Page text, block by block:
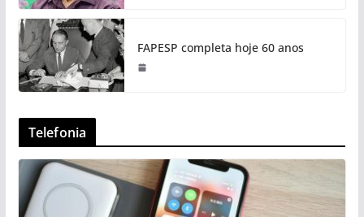
FAPESP completa hoje 60 anos
Telefonia